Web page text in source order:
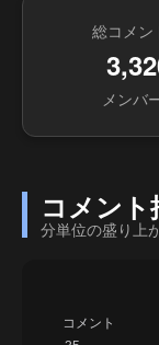
総コメン
メンバ
コメント
分単位の盛り上